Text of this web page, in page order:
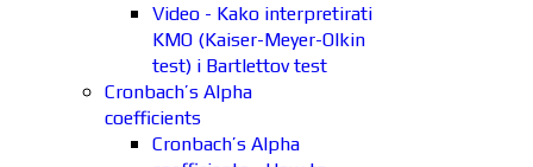
Video - Kako interpretirati
KMO (Kaiser-Meyer-Olkin
test) i Bartlettov test
Cronbach’s Alpha
coefficients
Cronbach’s Alpha